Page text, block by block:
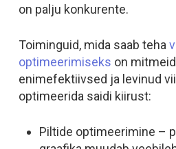
on palju konkurente.
Toiminguid, mida saab teha
optimeerimiseks on
enimefektiivsed ja levinud
optimeerida saidi kiirust:
Piltide optimeerimine –